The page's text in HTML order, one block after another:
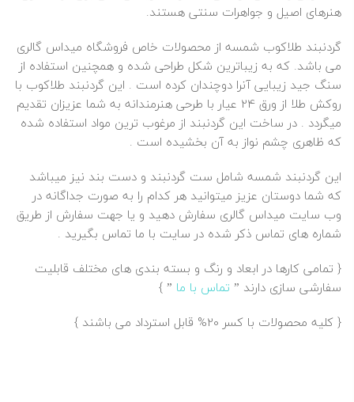
هنرهای اصیل و جواهرات سنتی هستند.
گردنبند طلاکوب شمسه از محصولات خاص فروشگاه میداس گالری
می باشد. که به زیباترین شکل طراحی شده و همچنین استفاده از
سنگ جید زیبایی آنرا دوچندان کرده است . این گردنبند طلاکوب با
روکش طلا از ورق 24 عیار با طرحی هنرمندانه به شما عزیزان تقدیم
میگردد . در ساخت این گردنبند از مرغوب ترین مواد استفاده شده
که ظاهری چشم نواز به آن بخشیده است .
این گردنبند شمسه شامل ست گردنبند و دست بند نیز میباشد
که شما دوستان عزیز میتوانید هر کدام را به صورت جداگانه در
وب سایت میداس گالری سفارش دهید و یا جهت سفارش از طریق
شماره های تماس ذکر شده در سایت با ما تماس بگیرید .
{ تمامی کارها در ابعاد و رنگ و بسته بندی های مختلف قابلیت
سفارشی سازی دارند ” تماس با ما ” }
{ کلیه محصولات با کسر 20% قابل استرداد می باشند }